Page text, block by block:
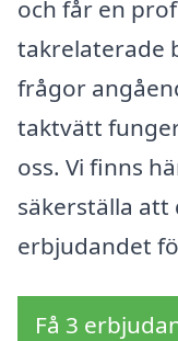
och får en
takrelaterade
frågor
taktvätt
oss. Vi finns
säkerställa att
erbjudandet
Få 3